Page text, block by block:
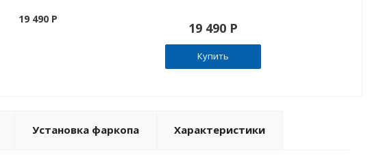
19 490 P
19 490 P
Купить
Установка фаркопа Характеристики